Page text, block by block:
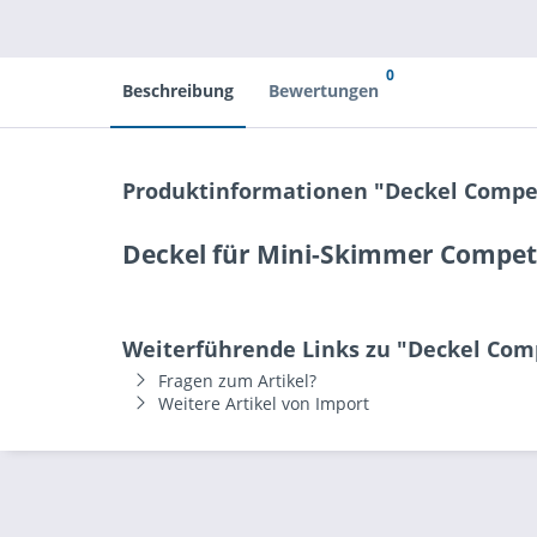
Beschreibung Bewertungen
0
Produktinformationen "Deckel
Deckel für Mini-Skimmer
Weiterführende Links zu "Deckel
Fragen zum Artikel?
Weitere Artikel von Import